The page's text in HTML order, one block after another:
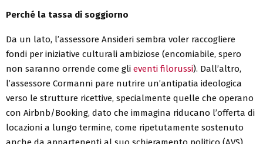
Perché la tassa di soggiorno
Da un lato, l’assessore Ansideri sembra voler raccogliere
fondi per iniziative culturali ambiziose (encomiabile, spero
non saranno orrende come gli eventi filorussi). Dall’altro,
l’assessore Cormanni pare nutrire un’antipatia ideologica
verso le strutture ricettive, specialmente quelle che operano
con Airbnb/Booking, dato che immagina riducano l’offerta di
locazioni a lungo termine, come ripetutamente sostenuto